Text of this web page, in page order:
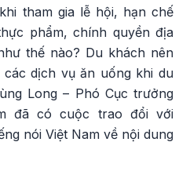
tham gia lễ hội, hạn chế
phẩm, chính quyền địa
thế nào? Du khách nên
dịch vụ ăn uống khi du
Long – Phó Cục trưởng
đã có cuộc trao đổi với
nói Việt Nam về nội dung